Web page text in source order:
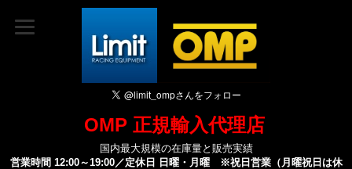
OMP 正規輸入代理店
国内最大規模の在庫量と販売実績
営業時間 12:00～19:00／定休日 日曜・月曜 ※祝日営業（月曜祝日は休